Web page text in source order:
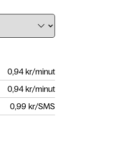
0,94 kr/minut
0,94 kr/minut
0,99 kr/SMS